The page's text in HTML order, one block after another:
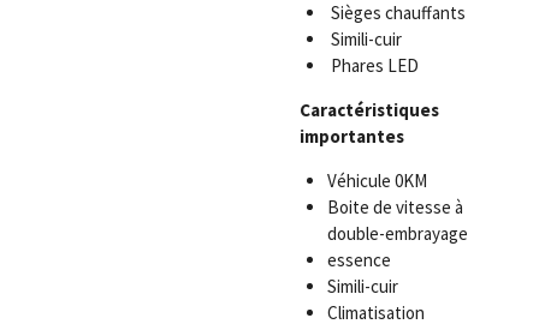
Sièges chauffants
Simili-cuir
Phares LED
Caractéristiques
importantes
Véhicule 0KM
Boite de vitesse à
double-embrayage
essence
Simili-cuir
Climatisation